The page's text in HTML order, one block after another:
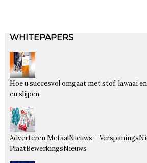
WHITEPAPERS
Hoe u succesvol omgaat met stof, lawaai
en slijpen
Adverteren MetaalNieuws –
PlaatBewerkingsNieuws